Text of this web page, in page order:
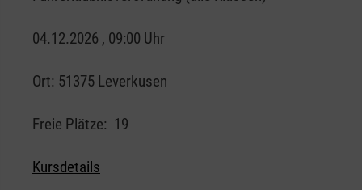
04.12.2026 , 09:00 Uhr
Ort: 51375 Leverkusen
Freie Plätze: 19
Kursdetails